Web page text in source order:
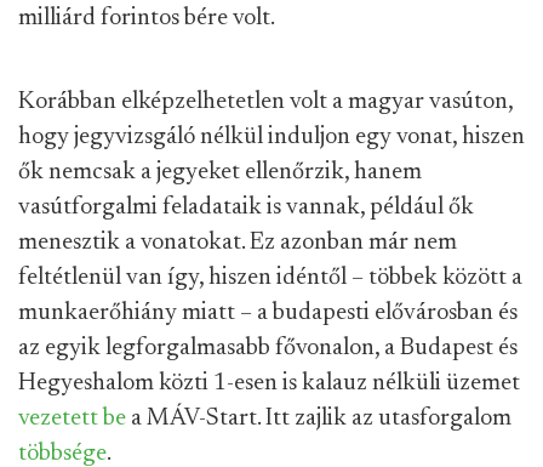
milliárd forintos bére volt.
Korábban elképzelhetetlen volt a magyar vasúton,
hogy jegyvizsgáló nélkül induljon egy vonat, hiszen
ők nemcsak a jegyeket ellenőrzik, hanem
vasútforgalmi feladataik is vannak, például ők
menesztik a vonatokat. Ez azonban már nem
feltétlenül van így, hiszen idéntől – többek között a
munkaerőhiány miatt – a budapesti elővárosban és
az egyik legforgalmasabb fővonalon, a Budapest és
Hegyeshalom közti 1-esen is kalauz nélküli üzemet
vezetett be a MÁV-Start. Itt zajlik az utasforgalom
többsége.